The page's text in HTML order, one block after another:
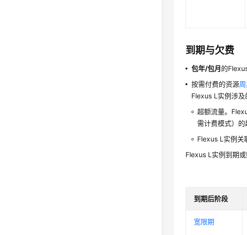
到期与欠费
包年/包月的
按需付费的资源
Flexus L实例涉及
超额流量。
需计费模式）的
Flexus L实例关
Flexus L实例到期
到期后阶段
宽限期